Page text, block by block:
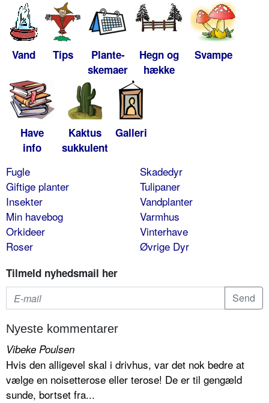
Vand Tips
Plante-
skemaer
Hegn og
hække
Svampe
Have
info
Kaktus
sukkulent
Galleri
Fugle
Giftige planter
Insekter
Min havebog
Orkideer
Roser
Skadedyr
Tulipaner
Vandplanter
Varmhus
Vinterhave
Øvrige Dyr
Tilmeld nyhedsmail her
Nyeste kommentarer
Vibeke Poulsen
Hvis den alligevel skal i drivhus, var det nok bedre at
vælge en noisetterose eller terose! De er til gengæld
sunde, bortset fra...